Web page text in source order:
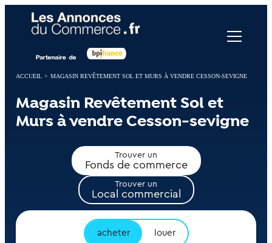
ACCUEIL > MAGASIN REVÊTEMENT SOL ET MURS À VENDRE CESSON-SEVIGNE
Magasin Revêtement Sol et
Murs à vendre Cesson-sevigne
Trouver un
Fonds de commerce
Trouver un
Local commercial
acheter louer
Panneau de gestion des cookies